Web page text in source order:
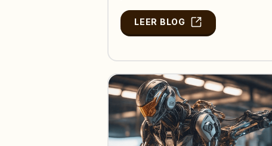
LEER BLOG